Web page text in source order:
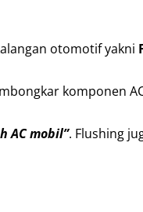
otomotif yakni
komponen
AC mobil”. Flushing